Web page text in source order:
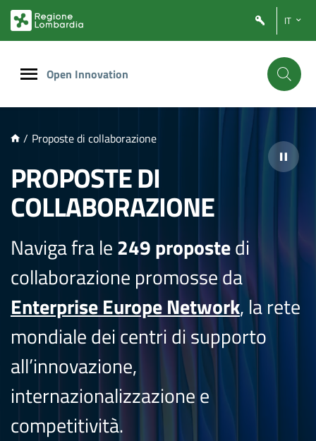
PRINCIPALE
IT
Open Innovation
/ Proposte di collaborazione
PROPOSTE DI
COLLABORAZIONE
Naviga fra le249 propostedi
collaborazione promosse da
Enterprise Europe Network, la rete
mondiale dei centri di supporto
all’innovazione,
internazionalizzazione e
competitività.